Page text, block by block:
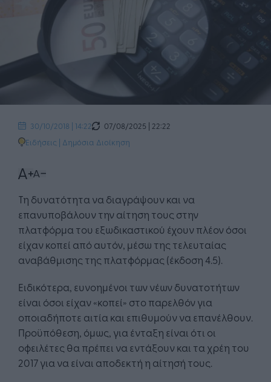
30/10/2018 | 14:22
07/08/2025 | 22:22
Ειδήσεις | Δημόσια Διοίκηση
Τη δυνατότητα να διαγράψουν και να
επανυποβάλουν την αίτηση τους στην
πλατφόρμα του εξωδικαστικού έχουν πλέον όσοι
είχαν κοπεί από αυτόν, μέσω της τελευταίας
αναβάθμισης της πλατφόρμας (έκδοση 4.5).
Ειδικότερα, ευνοημένοι των νέων δυνατοτήτων
είναι όσοι είχαν «κοπεί» στο παρελθόν για
οποιαδήποτε αιτία και επιθυμούν να επανέλθουν.
Προϋπόθεση, όμως, για ένταξη είναι ότι οι
οφειλέτες θα πρέπει να εντάξουν και τα χρέη του
2017 για να είναι αποδεκτή η αίτησή τους.